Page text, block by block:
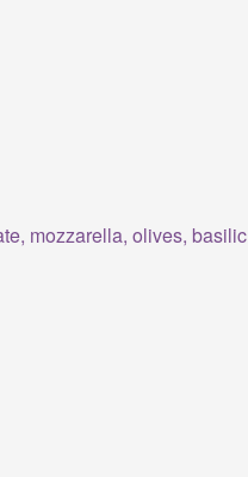
mozzarella, olives, basilic